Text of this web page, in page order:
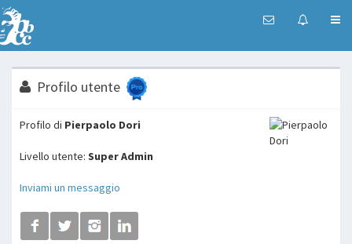
Profilo utente
Profilo di Pierpaolo Dori
Livello utente: Super Admin
Inviami un messaggio